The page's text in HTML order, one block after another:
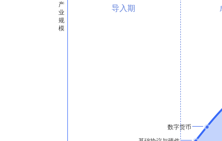
基础协议与硬件
数字货币
导入期